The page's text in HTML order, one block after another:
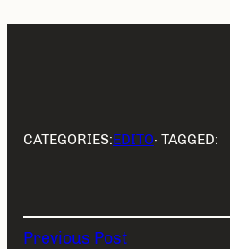
CATEGORIES:EDITO· TAGGED:
Previous Post